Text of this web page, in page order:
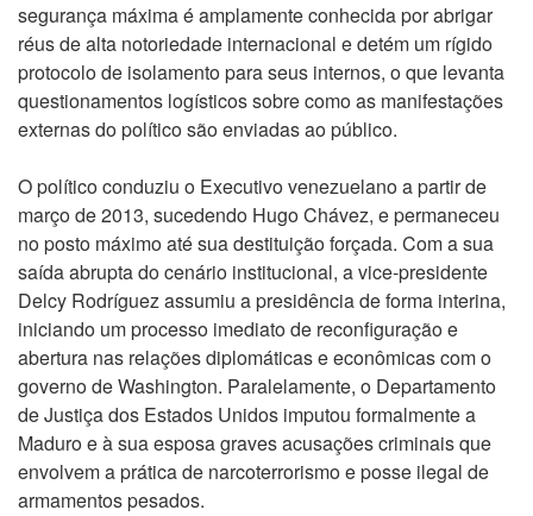
segurança máxima é amplamente conhecida por abrigar
réus de alta notoriedade internacional e detém um rígido
protocolo de isolamento para seus internos, o que levanta
questionamentos logísticos sobre como as manifestações
externas do político são enviadas ao público.
O político conduziu o Executivo venezuelano a partir de
março de 2013, sucedendo Hugo Chávez, e permaneceu
no posto máximo até sua destituição forçada. Com a sua
saída abrupta do cenário institucional, a vice-presidente
Delcy Rodríguez assumiu a presidência de forma interina,
iniciando um processo imediato de reconfiguração e
abertura nas relações diplomáticas e econômicas com o
governo de Washington. Paralelamente, o Departamento
de Justiça dos Estados Unidos imputou formalmente a
Maduro e à sua esposa graves acusações criminais que
envolvem a prática de narcoterrorismo e posse ilegal de
armamentos pesados.